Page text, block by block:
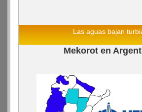
Las aguas bajan
Mekorot en